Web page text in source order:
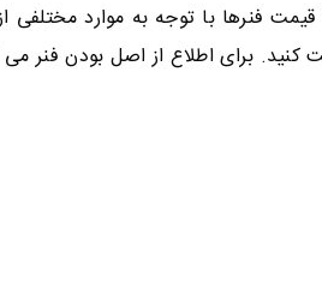
فنرها با توجه به موارد
برای اطلاع از اصل بودن فنر